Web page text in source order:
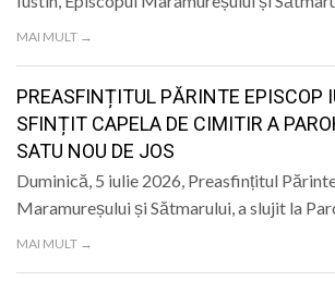
MAI MULT →
PREASFINȚITUL PĂRINTE EPISCOP
SFINȚIT CAPELA DE CIMITIR A
SATU NOU DE JOS
Duminică, 5 iulie 2026, Preasfințitul
Maramureșului și Sătmarului, a slujit la
MAI MULT →